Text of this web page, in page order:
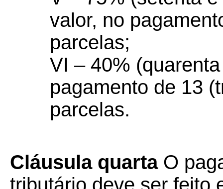
valor, no
parcelas;
VI – 40%
pagamento de 13
parcelas.
Cláusula quartaO
tributário deve ser feito